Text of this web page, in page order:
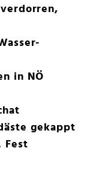
in NÖ
gekappt
Fest